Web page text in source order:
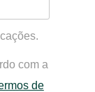
com a
de